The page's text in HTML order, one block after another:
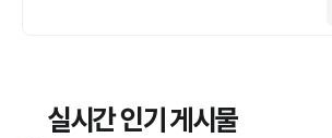
실시간 인기 게시물